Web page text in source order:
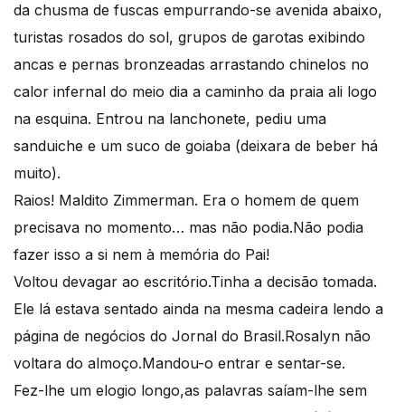
da chusma de fuscas empurrando-se avenida abaixo,
turistas rosados do sol, grupos de garotas exibindo
ancas e pernas bronzeadas arrastando chinelos no
calor infernal do meio dia a caminho da praia ali logo
na esquina. Entrou na lanchonete, pediu uma
sanduiche e um suco de goiaba (deixara de beber há
muito).
Raios! Maldito Zimmerman. Era o homem de quem
precisava no momento… mas não podia.Não podia
fazer isso a si nem à memória do Pai!
Voltou devagar ao escritório.Tinha a decisão tomada.
Ele lá estava sentado ainda na mesma cadeira lendo a
página de negócios do Jornal do Brasil.Rosalyn não
voltara do almoço.Mandou-o entrar e sentar-se.
Fez-lhe um elogio longo,as palavras saíam-lhe sem